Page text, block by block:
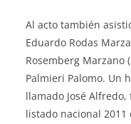
Al acto también
Eduardo Rodas
Rosemberg Marzano
Palmieri Palomo. Un
llamado José
listado nacional